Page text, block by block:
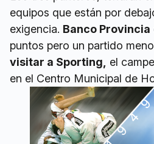
equipos que están por
exigencia. Banco Provincia
puntos pero un partido
visitar a Sporting, el
en el Centro Municipal de